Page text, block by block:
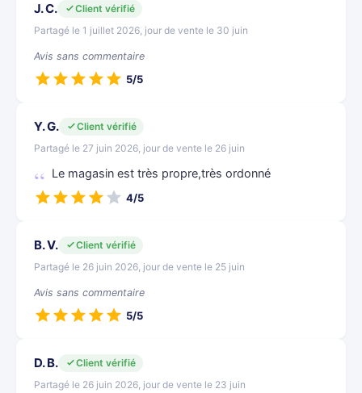
J. C.
Client vérifié
Partagé le 1 juillet 2026, jour de vente le 30 juin
Avis sans commentaire
5/5
Y. G.
Client vérifié
Partagé le 27 juin 2026, jour de vente le 26 juin
Le magasin est très propre,très ordonné
4/5
B. V.
Client vérifié
Partagé le 26 juin 2026, jour de vente le 25 juin
Avis sans commentaire
5/5
D. B.
Client vérifié
Partagé le 26 juin 2026, jour de vente le 23 juin